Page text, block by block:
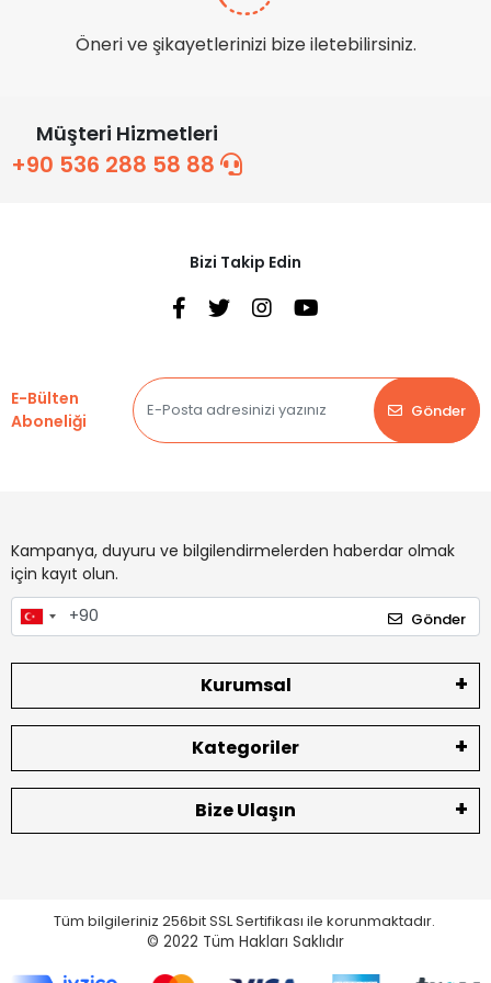
Öneri ve şikayetlerinizi bize iletebilirsiniz.
Müşteri Hizmetleri
+90 536 288 58 88
Bizi Takip Edin
E-Bülten
Aboneliği
Gönder
Kampanya, duyuru ve bilgilendirmelerden haberdar olmak
için kayıt olun.
Gönder
Kurumsal
Kategoriler
Bize Ulaşın
Tüm bilgileriniz 256bit SSL Sertifikası ile korunmaktadır.
© 2022 Tüm Hakları Saklıdır